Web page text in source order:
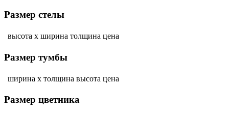
Размер стелы
высота х ширина толщина цена
Размер тумбы
ширина х толщина высота цена
Размер цветника